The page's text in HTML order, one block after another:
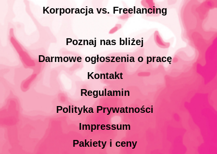
Korporacja vs. Freelancing
Poznaj nas bliżej
Darmowe ogłoszenia o pracę
Kontakt
Regulamin
Polityka Prywatności
Impressum
Pakiety i ceny